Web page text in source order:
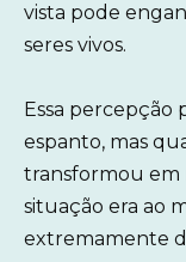
vista pode
seres vivos.
Essa
espanto, mas
transformou em
situação era ao
extremamente